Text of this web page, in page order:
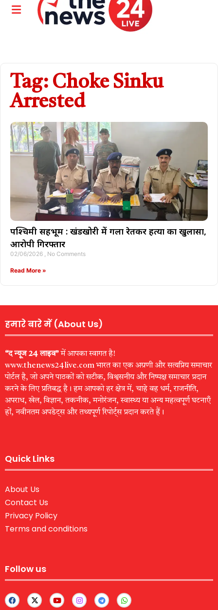
Tag: Choke Sinku
Arrested
पश्चिमी सिंहभूम : खंडखोरी में गला रेतकर हत्या का खुलासा,
आरोपी गिरफ्तार
02/06/2026 No Comments
Read More »
हमारे बारे में (About Us)
“द न्यूज 24 लाइव”में आपका स्वागत है!
www.thenews24live.com भारत का एक अग्रणी और सत्यप्रिय समाचार
पोर्टल है, जो अपने पाठकों को सटीक, विश्वसनीय और निष्पक्ष समाचार प्रदान
करने के लिए प्रतिबद्ध है। हम आपको हर क्षेत्र में, चाहे वह धर्म, राजनीति,
अपराध, खेल, विज्ञान, तकनीक, मनोरंजन, स्वास्थ्य या अन्य महत्वपूर्ण घटनाएँ
हों, नवीनतम अपडेट्स और तथ्यपूर्ण रिपोर्ट्स प्रदान करते हैं।
Quick Links
About Us
Contact Us
Privacy Policy
Terms and conditions
Follow us